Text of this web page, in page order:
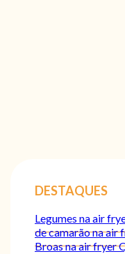
DESTAQUES
Legumes na air
de camarão na air
Broas na air fryer